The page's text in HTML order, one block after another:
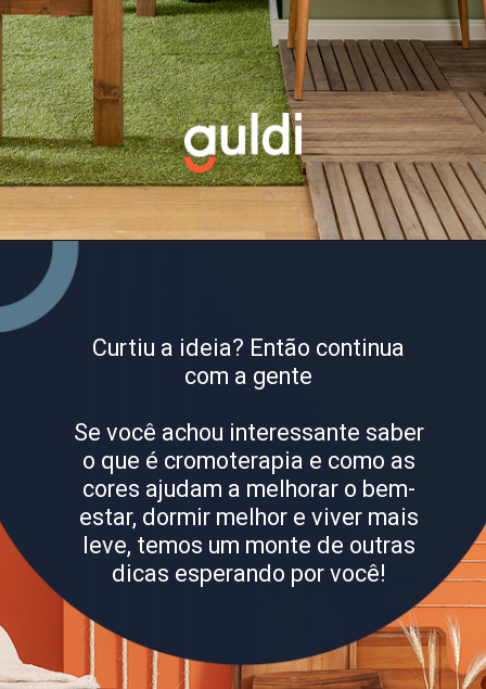
Curtiu a ideia? Então continua
com a gente
Se você achou interessante saber
o que é cromoterapia e como as
cores ajudam a melhorar o bem-
estar, dormir melhor e viver mais
leve, temos um monte de outras
dicas esperando por você!